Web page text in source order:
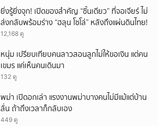
ยิ่งรู้ยิ่งจุก! เปิดของสำคัญ “ชิ้นเดียว” ที่จอเจียร์ ไม่
ส่งกลับพร้อมร่าง “ฮลุน โซโล่” หลังถึงแผ่นดินไทย!
12,168 ดู
หนุ่ม เปรียบเทียบคนลาวสอนลูกไม่ให้ขอเงิน แต่คน
เขมร แค่เห็นคนเดินมา
132 ดู
พม่า เปิดอกเล่า แรงงานพม่าบางคนไม่มีแม้แต่บ้าน
ลั่น ถ้าถึงเวลาก็กลับเอง
449 ดู